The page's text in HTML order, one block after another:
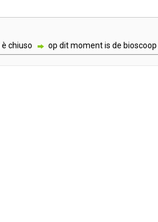
è chiuso op ditmomentis de bioscoop